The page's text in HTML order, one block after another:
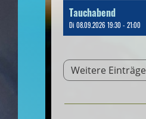
Tauchabend
Di 08.09.2026 19:30 - 21:00
Weitere Einträge